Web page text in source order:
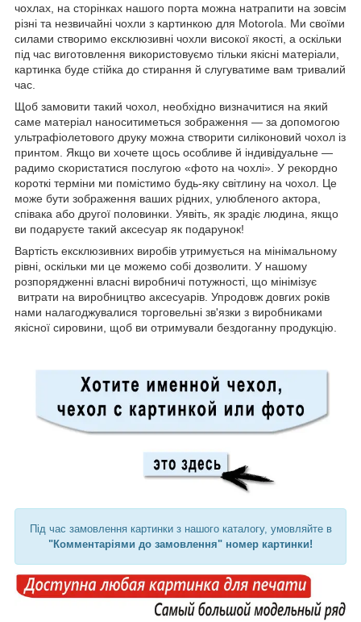
чохлах, на сторінках нашого порта можна натрапити на зовсім
різні та незвичайні чохли з картинкою для Motorola. Ми своїми
силами створимо ексклюзивні чохли високої якості, а оскільки
під час виготовлення використовуємо тільки якісні матеріали,
картинка буде стійка до стирання й слугуватиме вам тривалий
час.
Щоб замовити такий чохол, необхідно визначитися на який
саме матеріал наноситиметься зображення — за допомогою
ультрафіолетового друку можна створити силіконовий чохол із
принтом. Якщо ви хочете щось особливе й індивідуальне —
радимо скористатися послугою «фото на чохлі». У рекордно
короткі терміни ми помістимо будь-яку світлину на чохол. Це
може бути зображення ваших рідних, улюбленого актора,
співака або другої половинки. Уявіть, як зрадіє людина, якщо
ви подаруєте такий аксесуар як подарунок!
Вартість ексклюзивних виробів утримується на мінімальному
рівні, оскільки ми це можемо собі дозволити. У нашому
розпорядженні власні виробничі потужності, що мінімізує
витрати на виробництво аксесуарів. Упродовж довгих років
нами налагоджувалися торговельні зв'язки з виробниками
якісної сировини, щоб ви отримували бездоганну продукцію.
Під час замовлення картинки з нашого каталогу, умовляйте в
"Комментаріями до замовлення" номер картинки!